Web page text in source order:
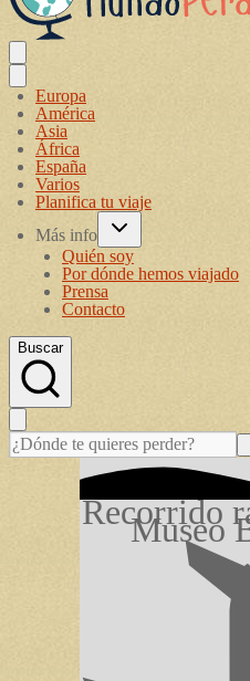
Europa
América
Asia
África
España
Varios
Planifica tu viaje
Más info
Quién soy
Por dónde hemos viajado
Prensa
Contacto
Buscar
Recorrido
Museo